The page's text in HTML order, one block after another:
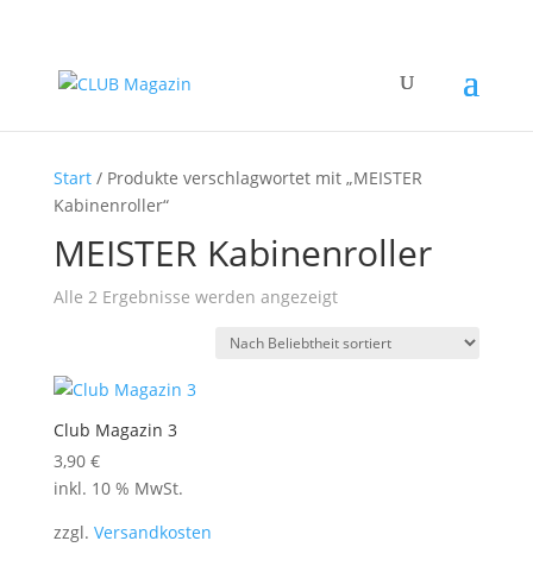
Start/ Produkte verschlagwortet mit „MEISTER
Kabinenroller“
MEISTER Kabinenroller
Alle 2 Ergebnisse werden angezeigtNach
sortiert
Club Magazin 3
3,90 €
inkl. 10 % MwSt.
zzgl. Versandkosten